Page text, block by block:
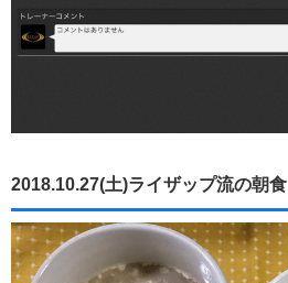
2018.10.27(土)ライザップ流の朝食